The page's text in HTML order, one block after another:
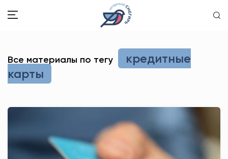
ЗДОРОВЬЕ
ПСИХОЛОГИЯ
КУЛЬТУРА
Все материалы по тегу
кредитные
карты